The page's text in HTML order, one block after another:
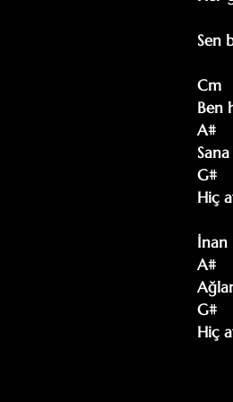
Sen
Cm
Ben
A#
G#
Hiç
İnan
A#
G#
Hiç